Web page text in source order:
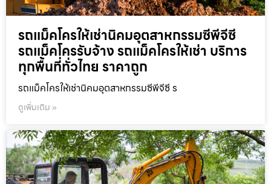
รถแม็คโครให้เช่านิคมอุตสาหกรรมซีพีจีซี
รถแม็คโครรับจ้าง รถแม็คโครให้เช่า บริการ
ทุกพื้นที่ทั่วไทย ราคาถูก
รถแม็คโครให้เช่านิคมอุตสาหกรรมซีพีจีซี ร
ดูเพิ่มเติม »